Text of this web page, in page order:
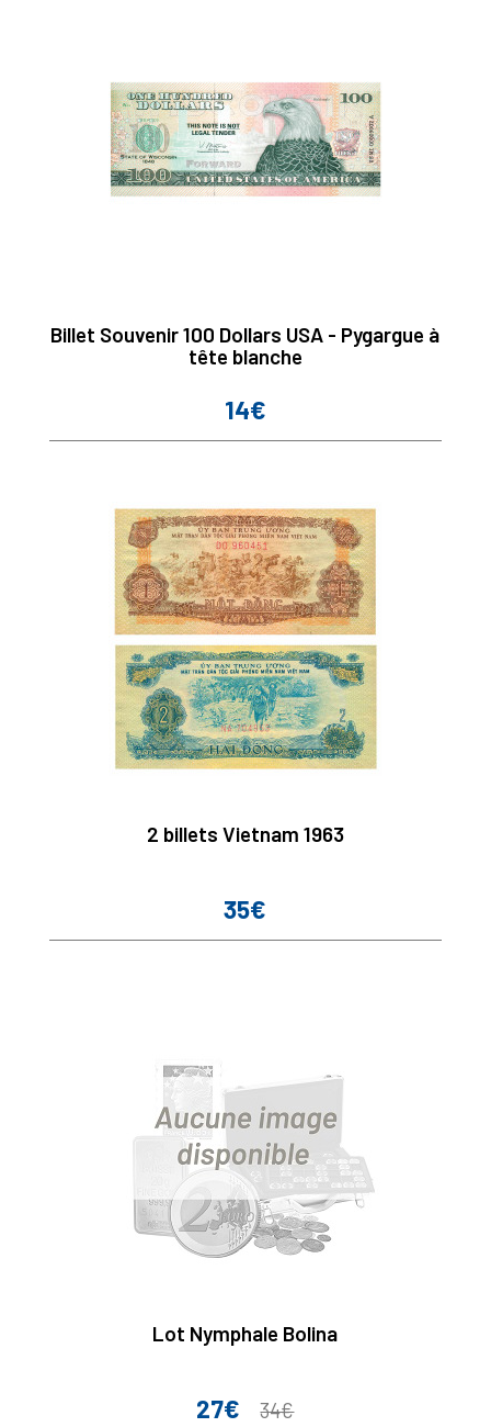
Billet Souvenir 100 Dollars USA - Pygargue à
tête blanche
Prix
14€
2 billets Vietnam 1963
Prix
35€
Lot Nymphale Bolina
Prix
27€
Prix
34€